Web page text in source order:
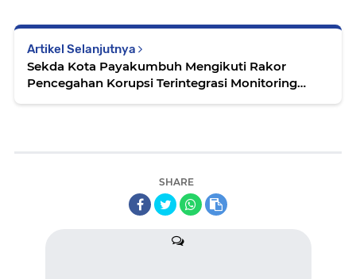
Artikel Selanjutnya
Sekda Kota Payakumbuh Mengikuti Rakor
Pencegahan Korupsi Terintegrasi Monitoring
SHARE